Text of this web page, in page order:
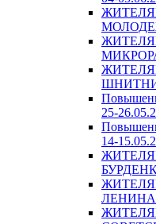
25-
14-
ЛЕНИНА